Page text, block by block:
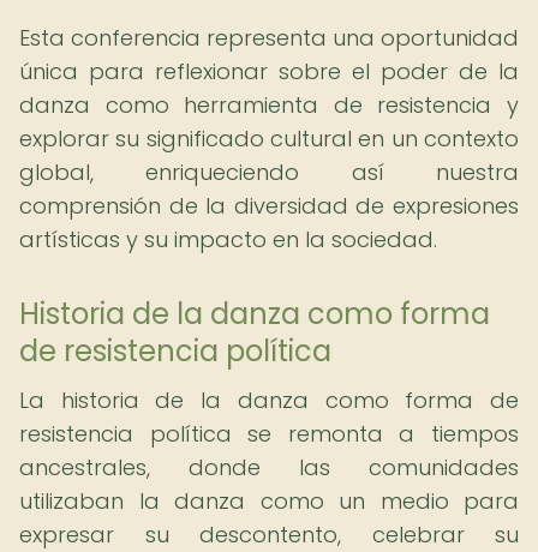
Esta conferencia representa una oportunidad
única para reflexionar sobre el poder de la
danza como herramienta de resistencia y
explorar su significado cultural en un contexto
global, enriqueciendo así nuestra
comprensión de la diversidad de expresiones
artísticas y su impacto en la sociedad.
Historia de la danza como forma
de resistencia política
La historia de la danza como forma de
resistencia política se remonta a tiempos
ancestrales, donde las comunidades
utilizaban la danza como un medio para
expresar su descontento, celebrar su